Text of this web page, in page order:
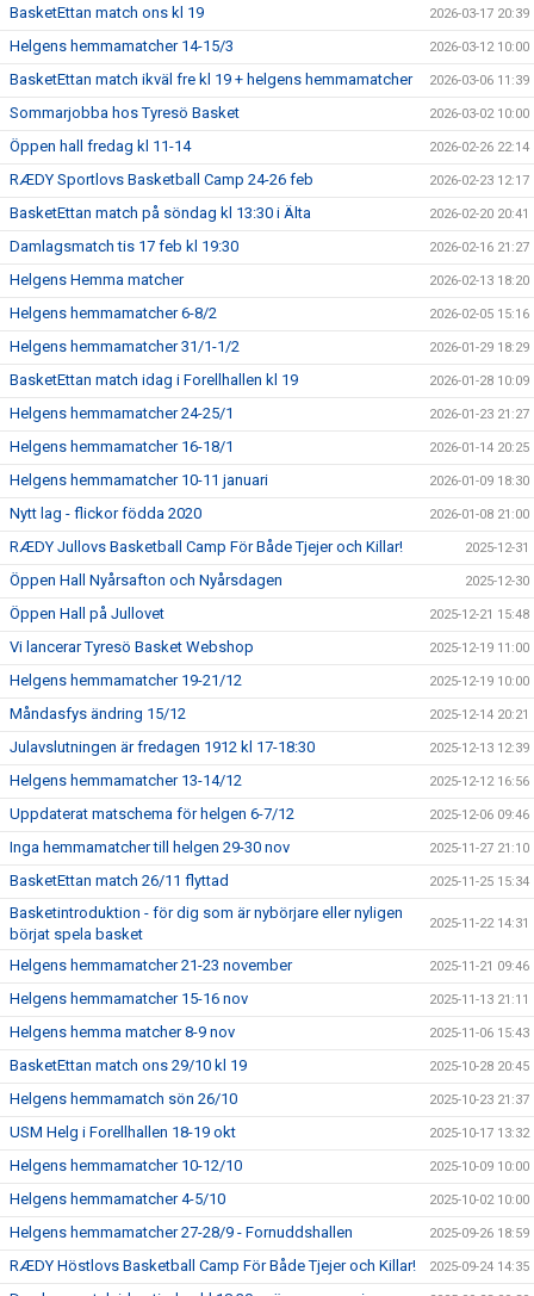
BasketEttan match ons kl 19 2026-03-17 20:39
Helgens hemmamatcher 14-15/3 2026-03-12 10:00
BasketEttan match ikväl fre kl 19 + helgens hemmamatcher 2026-03-06 11:39
Sommarjobba hos Tyresö Basket 2026-03-02 10:00
Öppen hall fredag kl 11-14 2026-02-26 22:14
RÆDY Sportlovs Basketball Camp 24-26 feb 2026-02-23 12:17
BasketEttan match på söndag kl 13:30 i Älta 2026-02-20 20:41
Damlagsmatch tis 17 feb kl 19:30 2026-02-16 21:27
Helgens Hemma matcher 2026-02-13 18:20
Helgens hemmamatcher 6-8/2 2026-02-05 15:16
Helgens hemmamatcher 31/1-1/2 2026-01-29 18:29
BasketEttan match idag i Forellhallen kl 19 2026-01-28 10:09
Helgens hemmamatcher 24-25/1 2026-01-23 21:27
Helgens hemmamatcher 16-18/1 2026-01-14 20:25
Helgens hemmamatcher 10-11 januari 2026-01-09 18:30
Nytt lag - flickor födda 2020 2026-01-08 21:00
RÆDY Jullovs Basketball Camp För Både Tjejer och Killar! 2025-12-31
Öppen Hall Nyårsafton och Nyårsdagen 2025-12-30
Öppen Hall på Jullovet 2025-12-21 15:48
Vi lancerar Tyresö Basket Webshop 2025-12-19 11:00
Helgens hemmamatcher 19-21/12 2025-12-19 10:00
Måndasfys ändring 15/12 2025-12-14 20:21
Julavslutningen är fredagen 1912 kl 17-18:30 2025-12-13 12:39
Helgens hemmamatcher 13-14/12 2025-12-12 16:56
Uppdaterat matschema för helgen 6-7/12 2025-12-06 09:46
Inga hemmamatcher till helgen 29-30 nov 2025-11-27 21:10
BasketEttan match 26/11 flyttad 2025-11-25 15:34
Basketintroduktion - för dig som är nybörjare eller nyligen
börjat spela basket
2025-11-22 14:31
Helgens hemmamatcher 21-23 november 2025-11-21 09:46
Helgens hemmamatcher 15-16 nov 2025-11-13 21:11
Helgens hemma matcher 8-9 nov 2025-11-06 15:43
BasketEttan match ons 29/10 kl 19 2025-10-28 20:45
Helgens hemmamatch sön 26/10 2025-10-23 21:37
USM Helg i Forellhallen 18-19 okt 2025-10-17 13:32
Helgens hemmamatcher 10-12/10 2025-10-09 10:00
Helgens hemmamatcher 4-5/10 2025-10-02 10:00
Helgens hemmamatcher 27-28/9 - Fornuddshallen 2025-09-26 18:59
RÆDY Höstlovs Basketball Camp För Både Tjejer och Killar! 2025-09-24 14:35